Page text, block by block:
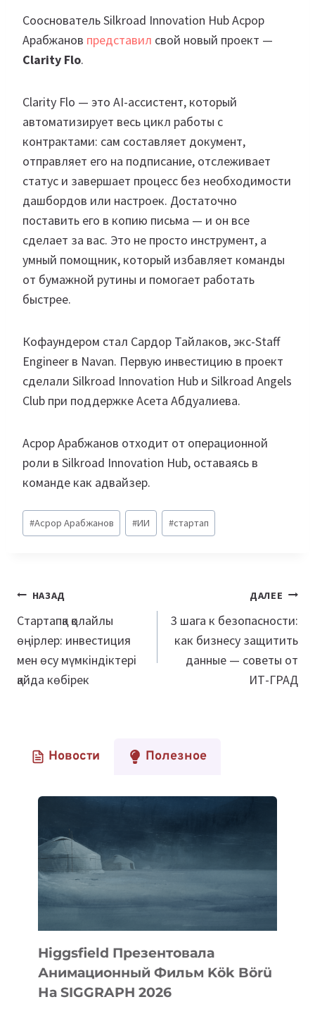
Сооснователь Silkroad Innovation Hub Асрор
Арабжанов представил свой новый проект —
Clarity Flo.
Clarity Flo — это AI-ассистент, который
автоматизирует весь цикл работы с
контрактами: сам составляет документ,
отправляет его на подписание, отслеживает
статус и завершает процесс без необходимости
дашбордов или настроек. Достаточно
поставить его в копию письма — и он все
сделает за вас. Это не просто инструмент, а
умный помощник, который избавляет команды
от бумажной рутины и помогает работать
быстрее.
Кофаундером стал Сардор Тайлаков, экс-Staff
Engineer в Navan. Первую инвестицию в проект
сделали Silkroad Innovation Hub и Silkroad Angels
Club при поддержке Асета Абдуалиева.
Асрор Арабжанов отходит от операционной
роли в Silkroad Innovation Hub, оставаясь в
команде как адвайзер.
Метки
записи:
#Асрор Арабжанов #ИИ #стартап
Навигация
по
записям
НАЗАД
Стартапқа қолайлы
өңірлер: инвестиция
мен өсу мүмкіндіктері
қайда көбірек
ДАЛЕЕ
3 шага к безопасности:
как бизнесу защитить
данные — советы от
ИТ-ГРАД
Новости Полезное
Higgsfield Презентовала
Анимационный Фильм Kök Börü
На SIGGRAPH 2026